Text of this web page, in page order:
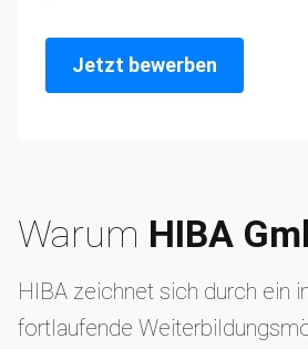
Jetzt bewerben
Warum HIBA
HIBA zeichnet sich durch ein
fortlaufende